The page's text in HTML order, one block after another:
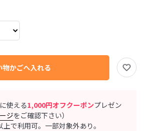
使える1,000円オフクーポンプレゼン
ジをご確認下さい）
で利用可。一部対象外あり。